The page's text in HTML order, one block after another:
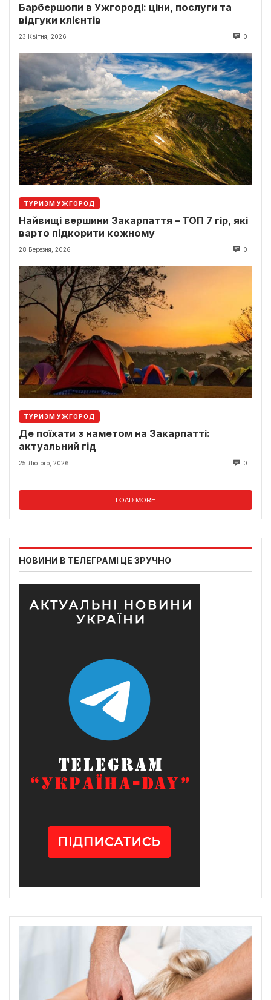
Барбершопи в Ужгороді: ціни, послуги та
відгуки клієнтів
23 Квітня, 2026 0
ТУРИЗМ УЖГОРОД
Найвищі вершини Закарпаття – ТОП 7 гір, які
варто підкорити кожному
28 Березня, 2026 0
ТУРИЗМ УЖГОРОД
Де поїхати з наметом на Закарпатті:
актуальний гід
25 Лютого, 2026 0
LOAD MORE
НОВИНИ В ТЕЛЕГРАМІ ЦЕ ЗРУЧНО